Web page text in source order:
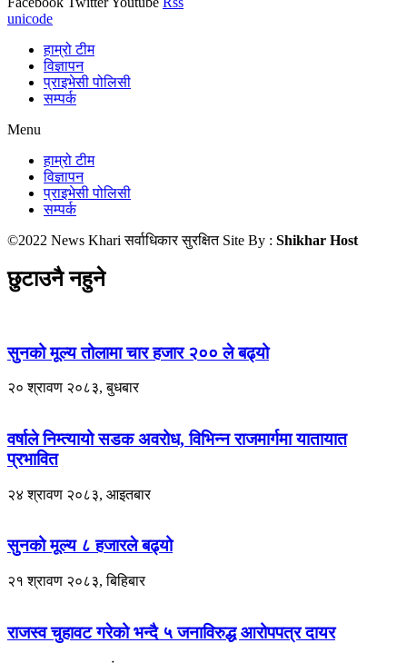
unicode
हाम्रो टीम
विज्ञापन
प्राइभेसी पोलिसी
सम्पर्क
Menu
हाम्रो टीम
विज्ञापन
प्राइभेसी पोलिसी
सम्पर्क
©2022 News Khari सर्वाधिकार सुरक्षित Site By : Shikhar Host
छुटाउनै नहुने
सुनको मूल्य तोलामा चार हजार २०० ले बढ्यो
२० श्रावण २०८३, बुधबार
वर्षाले निम्त्यायो सडक अवरोध, विभिन्न राजमार्गमा यातायात
प्रभावित
२४ श्रावण २०८३, आइतबार
सुनको मूल्य ८ हजारले बढ्यो
२१ श्रावण २०८३, बिहिबार
राजस्व चुहावट गरेको भन्दै ५ जनाविरुद्ध आरोपपत्र दायर